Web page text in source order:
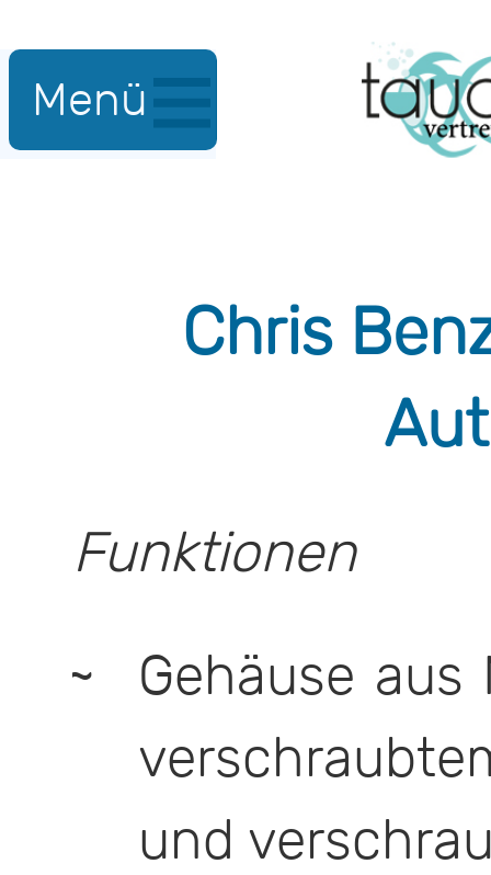
Menü
Chris
Funktionen
Gehäuse
und